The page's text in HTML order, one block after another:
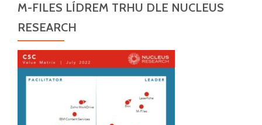
M-FILES LÍDREM TRHU DLE NUCLEUS
RESEARCH